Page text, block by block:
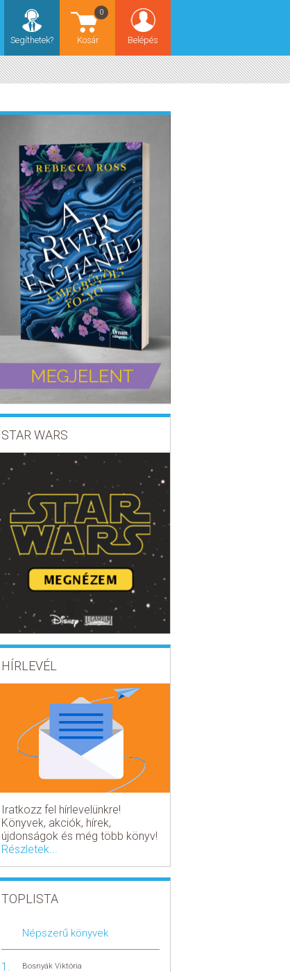
Belépés
Kosár
0
Segíthetek?
STAR WARS
HÍRLEVÉL
Iratkozz fel hírlevelünkre!
Könyvek, akciók, hírek,
újdonságok és még több könyv!
Részletek...
TOPLISTA
Népszerű könyvek
Bosnyák Viktória